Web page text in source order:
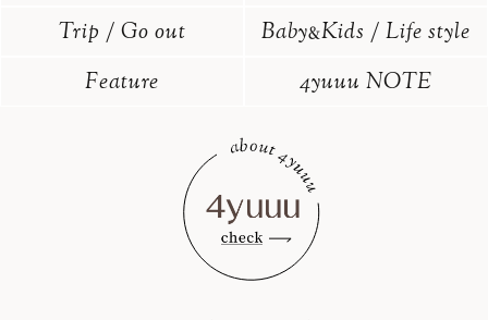
Trip / Go out
Baby&Kids / Life style
Feature
4yuuu NOTE